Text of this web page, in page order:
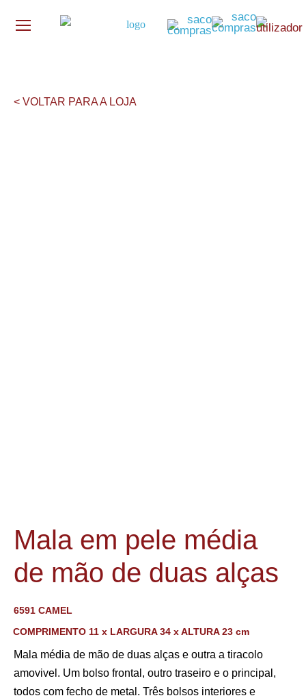
< VOLTAR PARA A LOJA
Mala em pele média
de mão de duas alças
6591 CAMEL
COMPRIMENTO 11 x LARGURA 34 x ALTURA 23 cm
Mala média de mão de duas alças e outra a tiracolo
amovivel. Um bolso frontal, outro traseiro e o principal,
todos com fecho de metal. Três bolsos interiores e